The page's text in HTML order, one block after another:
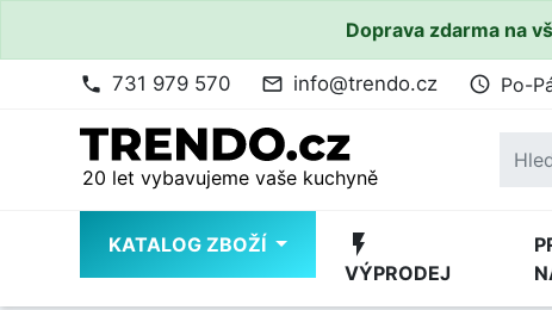
Doprava zdarma na
phone 731 979 570 mail_outline info@trendo.cz access_time Po-
20 let vybavujeme vaše kuchyně
KATALOG ZBOŽÍ flash_on
VÝPRODEJ